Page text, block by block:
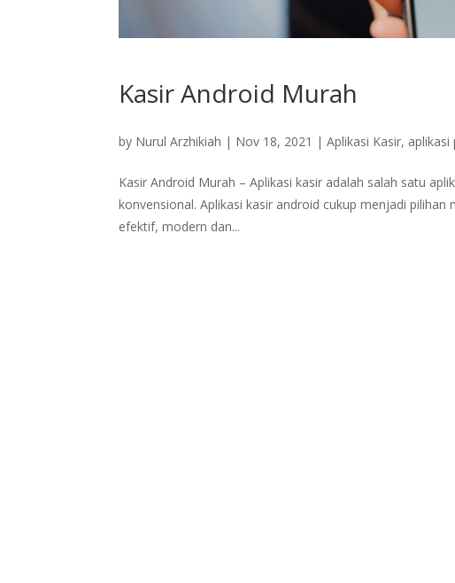
Kasir Android Murah
by Nurul Arzhikiah | Nov 18, 2021 |Aplikasi Kasir, aplikasi
Kasir Android Murah – Aplikasi kasir adalah salah satu
konvensional. Aplikasi kasir android cukup menjadi
efektif, modern dan...